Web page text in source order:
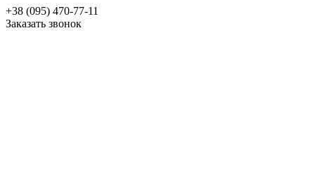
+38 (095) 470-77-11
Заказать звонок